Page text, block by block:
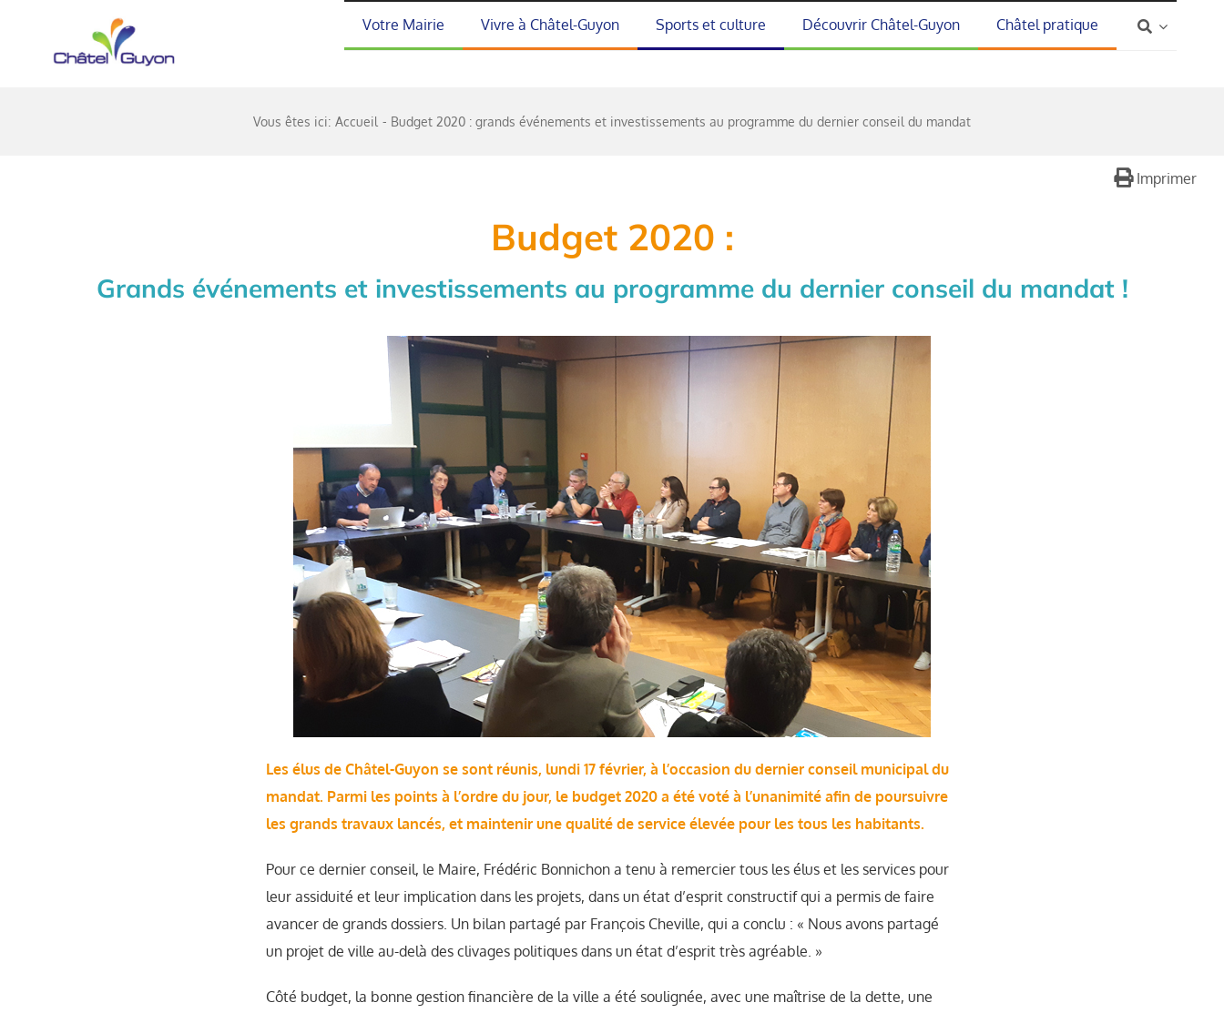
Votre Mairie Vivre à Châtel-Guyon Sports et culture Découvrir Châtel-Guyon Châtel pratique
Vous êtes ici: Accueil Budget 2020 : grands événements et investissements au programme du dernier conseil du mandat
Imprimer
Budget 2020 :
Grands événements et investissements au programme du dernier conseil du mandat !
Les élus de Châtel-Guyon se sont réunis, lundi 17 février, à l’occasion du dernier conseil municipal du
mandat. Parmi les points à l’ordre du jour, le budget 2020 a été voté à l’unanimité afin de poursuivre
les grands travaux lancés, et maintenir une qualité de service élevée pour les tous les habitants.
Pour ce dernier conseil, le Maire, Frédéric Bonnichon a tenu à remercier tous les élus et les services pour
leur assiduité et leur implication dans les projets, dans un état d’esprit constructif qui a permis de faire
avancer de grands dossiers. Un bilan partagé par François Cheville, qui a conclu : « Nous avons partagé
un projet de ville au-delà des clivages politiques dans un état d’esprit très agréable. »
Côté budget, la bonne gestion financière de la ville a été soulignée, avec une maîtrise de la dette, une